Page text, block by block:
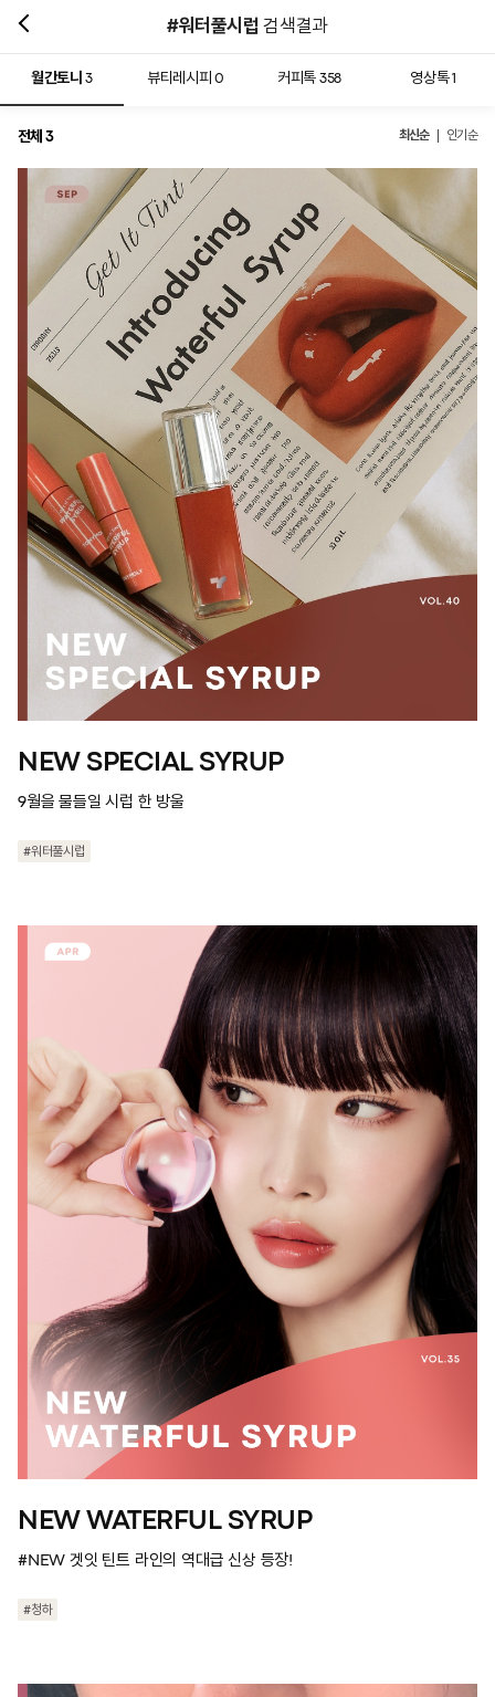
#워터풀시럽 검색결과
월간토니3 뷰티레시피0 커피톡 358 영상톡1
전체 3 최신순 인기순
NEW SPECIAL SYRUP
9월을 물들일 시럽 한 방울
#워터풀시럽
NEW WATERFUL SYRUP
#NEW 겟잇 틴트 라인의 역대급 신상 등장!
#청하